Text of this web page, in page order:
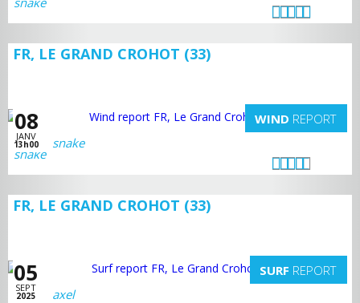
FR, LE GRAND CROHOT (33)
08
JANV
13h00
WIND REPORT
snake
FR, LE GRAND CROHOT (33)
05
SEPT
2025
SURF REPORT
axel